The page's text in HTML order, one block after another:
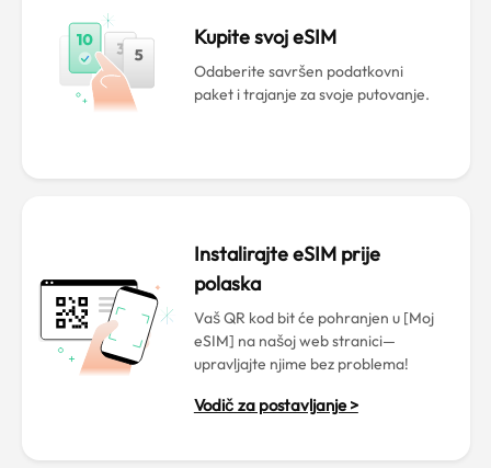
Kupite svoj eSIM
Odaberite savršen podatkovni
paket i trajanje za svoje putovanje.
Instalirajte eSIM prije
polaska
Vaš QR kod bit će pohranjen u [Moj
eSIM] na našoj web stranici—
upravljajte njime bez problema!
Vodič za postavljanje >